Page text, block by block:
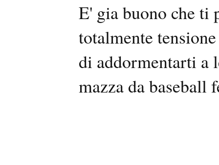
E' gia buono che ti
totalmente
di addormentarti a
mazza da baseball